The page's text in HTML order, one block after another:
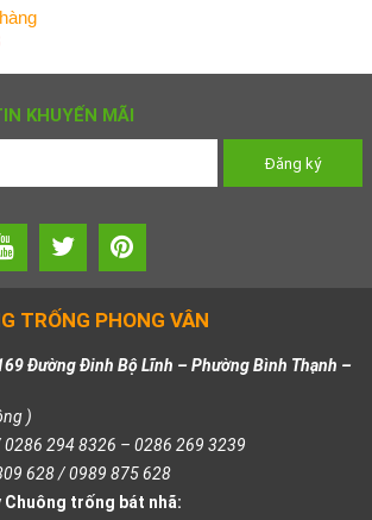
KHUYẾN MÃI
TRỐNG PHONG VÂN
Đường Đinh Bộ Lĩnh – Phường Bình Thạnh –
)
294 8326 – 0286 269 3239
628 / 0989 875 628
trống bát nhã: